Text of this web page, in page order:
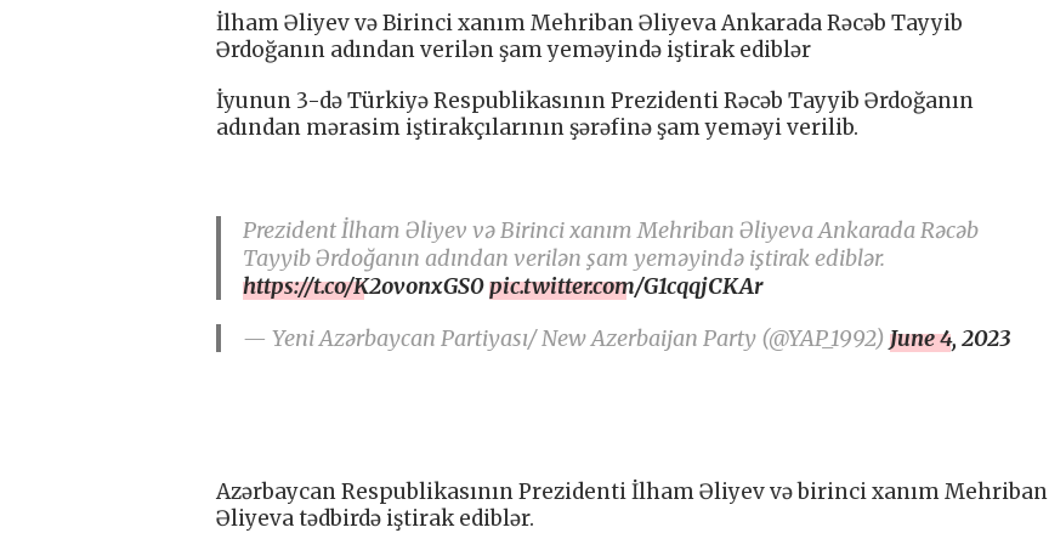
İlham Əliyev və Birinci xanım Mehriban Əliyeva Ankarada Rəcəb Tayyib
Ərdoğanın adından verilən şam yeməyində iştirak ediblər
İyunun 3-də Türkiyə Respublikasının Prezidenti Rəcəb Tayyib Ərdoğanın
adından mərasim iştirakçılarının şərəfinə şam yeməyi verilib.
Prezident İlham Əliyev və Birinci xanım Mehriban Əliyeva Ankarada Rəcəb
Tayyib Ərdoğanın adından verilən şam yeməyində iştirak ediblər.
https://t.co/K2ovonxGS0pic.twitter.com/G1cqqjCKAr
— Yeni Azərbaycan Partiyası/ New Azerbaijan Party (@YAP_1992) June 4, 2023
Azərbaycan Respublikasının Prezidenti İlham Əliyev və birinci xanım Mehriban
Əliyeva tədbirdə iştirak ediblər.